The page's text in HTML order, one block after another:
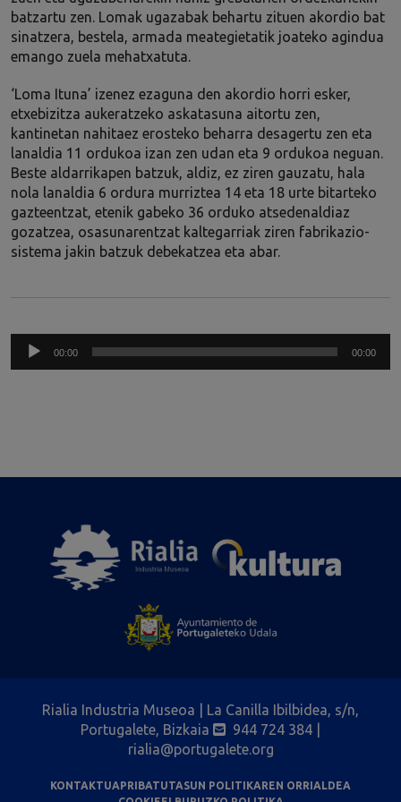
batzartu zen. Lomak ugazabak behartu zituen akordio bat
sinatzera, bestela, armada meategietatik joateko agindua
emango zuela mehatxatuta.
‘Loma Ituna’ izenez ezaguna den akordio horri esker,
etxebizitza aukeratzeko askatasuna aitortu zen,
kantinetan nahitaez erosteko beharra desagertu zen eta
lanaldia 11 ordukoa izan zen udan eta 9 ordukoa neguan.
Beste aldarrikapen batzuk, aldiz, ez ziren gauzatu, hala
nola lanaldia 6 ordura murriztea 14 eta 18 urte bitarteko
gazteentzat, etenik gabeko 36 orduko atsedenaldiaz
gozatzea, osasunarentzat kaltegarriak ziren fabrikazio-
sistema jakin batzuk debekatzea eta abar.
Audio
Player
00:00 00:00
Rialia Industria Museoa | La Canilla Ibilbidea, s/n,
Portugalete, Bizkaia
944 724 384
rialia@portugalete.org
KONTAKTUAPRIBATUTASUN POLITIKAREN ORRIALDEA